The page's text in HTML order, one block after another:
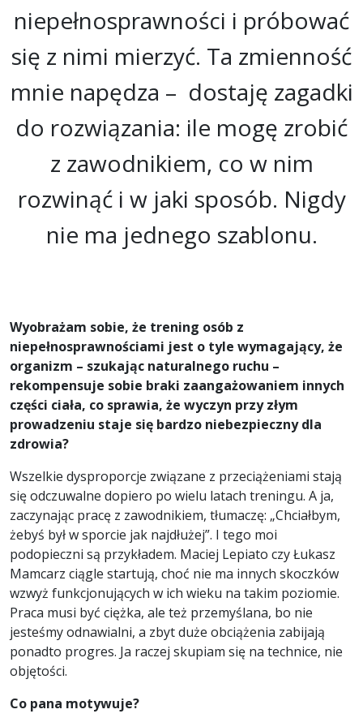
niepełnosprawności i próbować
się z nimi mierzyć. Ta zmienność
mnie napędza – dostaję zagadki
do rozwiązania: ile mogę zrobić
z zawodnikiem, co w nim
rozwinąć i w jaki sposób. Nigdy
nie ma jednego szablonu.
Wyobrażam sobie, że trening osób z
niepełnosprawnościami jest o tyle wymagający, że
organizm – szukając naturalnego ruchu –
rekompensuje sobie braki zaangażowaniem innych
części ciała, co sprawia, że wyczyn przy złym
prowadzeniu staje się bardzo niebezpieczny dla
zdrowia?
Wszelkie dysproporcje związane z przeciążeniami stają
się odczuwalne dopiero po wielu latach treningu. A ja,
zaczynając pracę z zawodnikiem, tłumaczę: „Chciałbym,
żebyś był w sporcie jak najdłużej”. I tego moi
podopieczni są przykładem. Maciej Lepiato czy Łukasz
Mamcarz ciągle startują, choć nie ma innych skoczków
wzwyż funkcjonujących w ich wieku na takim poziomie.
Praca musi być ciężka, ale też przemyślana, bo nie
jesteśmy odnawialni, a zbyt duże obciążenia zabijają
ponadto progres. Ja raczej skupiam się na technice, nie
objętości.
Co pana motywuje?